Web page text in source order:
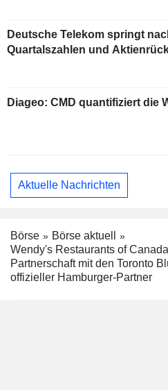
Deutsche Telekom springt
Quartalszahlen und
Diageo: CMD quantifiziert die
Aktuelle Nachrichten
Börse
Börse aktuell
Wendy's Restaurants of
Partnerschaft mit den Toronto
offizieller Hamburger-Partner